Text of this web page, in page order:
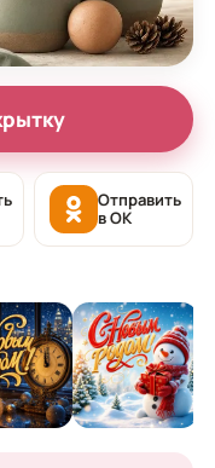
Отправить
в OK